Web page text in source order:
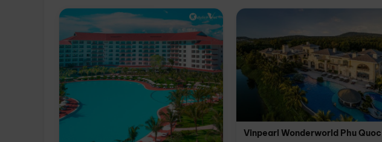
Vinpearl Wonderworld Phu Quoc